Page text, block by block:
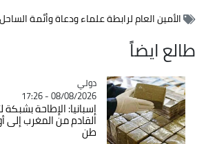
الأمين العام لرابطة علماء ودعاة وأئمة الساحل
طالع ايضاً
Catégorie
دولي
08/08/2026 - 17:26
إسبانيا: الإطاحة بشبكة
طن